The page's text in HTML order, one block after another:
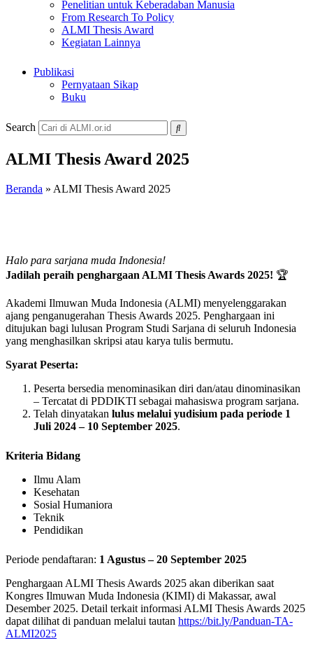
Penelitian untuk Keberadaban Manusia
From Research To Policy
ALMI Thesis Award
Kegiatan Lainnya
Publikasi
Pernyataan Sikap
Buku
Search
ALMI Thesis Award 2025
Beranda » ALMI Thesis Award 2025
Halo para sarjana muda Indonesia!
Jadilah peraih penghargaan ALMI Thesis Awards 2025! 🏆
Akademi Ilmuwan Muda Indonesia (ALMI) menyelenggarakan
ajang penganugerahan Thesis Awards 2025. Penghargaan ini
ditujukan bagi lulusan Program Studi Sarjana di seluruh Indonesia
yang menghasilkan skripsi atau karya tulis bermutu.
Syarat Peserta:
Peserta bersedia menominasikan diri dan/atau dinominasikan
– Tercatat di PDDIKTI sebagai mahasiswa program sarjana.
Telah dinyatakan lulus melalui yudisium pada periode 1
Juli 2024 – 10 September 2025.
Kriteria Bidang
Ilmu Alam
Kesehatan
Sosial Humaniora
Teknik
Pendidikan
Periode pendaftaran: 1 Agustus – 20 September 2025
Penghargaan ALMI Thesis Awards 2025 akan diberikan saat
Kongres Ilmuwan Muda Indonesia (KIMI) di Makassar, awal
Desember 2025. Detail terkait informasi ALMI Thesis Awards 2025
dapat dilihat di panduan melalui tautan https://bit.ly/Panduan-TA-
ALMI2025